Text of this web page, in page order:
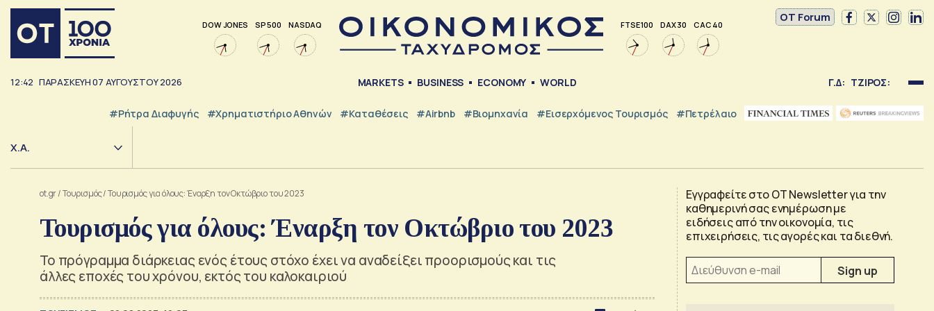
DOW JONES SP 500 NASDAQ FTSE 100 DAX 30 CAC 40
OT Forum
12:42 ΠΑΡΑΣΚΕΥΗ07 ΑΥΓΟΥΣΤΟΥ2026 MARKETS BUSINESS ECONOMY WORLD Γ.Δ: ΤΖΙΡΟΣ:
#ρήτρα Διαφυγής #Χρηματιστήριο Αθηνών #Καταθέσεις #Airbnb #Βιομηχανία #εισερχόμενος Τουρισμός #Πετρέλαιο
Χ.Α.
ot.gr/Τουρισμός/Τουρισμός για όλους: Έναρξη τον Οκτώβριο του 2023
Τουρισμός για όλους: Έναρξη τον Οκτώβριο του 2023
Το πρόγραμμα διάρκειας ενός έτους στόχο έχει να αναδείξει προορισμούς και τις
άλλες εποχές του χρόνου, εκτός του καλοκαιριού
Εγγραφείτε στο OT Newsletter για την
καθημερινή σας ενημέρωση με
ειδήσεις από την οικονομία, τις
επιχειρήσεις, τις αγορές και τα διεθνή.